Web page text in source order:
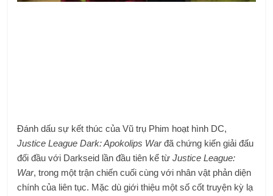
Đánh dấu sự kết thúc của Vũ trụ Phim hoạt hình DC,
Justice League Dark: Apokolips Warđã chứng kiến ​​giải đấu
đối đầu với Darkseid lần đầu tiên kể từJustice League:
War, trong một trận chiến cuối cùng với nhân vật phản diện
chính của liên tục. Mặc dù giới thiệu một số cốt truyện kỳ ​​lạ